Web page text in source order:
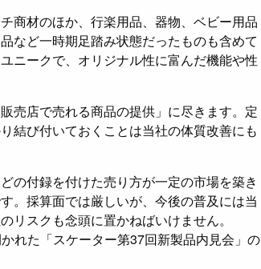
商材のほか、行楽用品、器物、ベビー用品
など一時期足踏み状態だったものも含めて
ニークで、オリジナル性に富んだ機能や性
売店で売れる商品の提供」に尽きます。定
結び付いておくことは当社の体質改善にも
の付録を付けた売り方が一定の市場を築き
。採算面では厳しいが、今後の普及には当
リスクも念頭に置かねばいけません。
れた「スケーター第37回新製品内見会」の